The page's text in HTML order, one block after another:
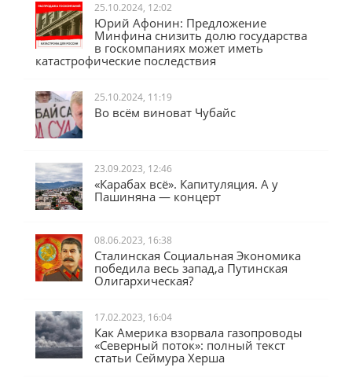
25.10.2024, 12:02
Юрий Афонин: Предложение
Минфина снизить долю государства
в госкомпаниях может иметь
катастрофические последствия
25.10.2024, 11:19
Во всём виноват Чубайс
23.09.2023, 12:46
«Карабах всё». Капитуляция. А у
Пашиняна — концерт
08.06.2023, 16:38
Сталинская Социальная Экономика
победила весь запад,а Путинская
Олигархическая?
17.02.2023, 16:04
Как Америка взорвала газопроводы
«Северный поток»: полный текст
статьи Сеймура Херша